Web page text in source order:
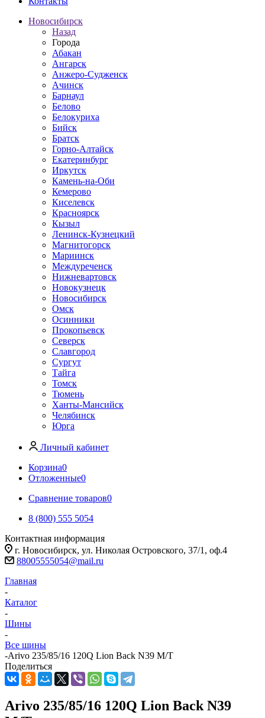
Новосибирск
Назад
Города
Абакан
Ангарск
Анжеро-Судженск
Ачинск
Барнаул
Белово
Белокуриха
Бийск
Братск
Горно-Алтайск
Екатеринбург
Иркутск
Камень-на-Оби
Кемерово
Киселевск
Красноярск
Кызыл
Ленинск-Кузнецкий
Магнитогорск
Мариинск
Междуреченск
Нижневартовск
Новокузнецк
Новосибирск
Омск
Осинники
Прокопьевск
Северск
Славгород
Сургут
Тайга
Томск
Тюмень
Ханты-Мансийск
Челябинск
Юрга
Личный кабинет
Корзина0
Отложенные0
Сравнение товаров0
8 (800) 555 5054
Контактная информация
г. Новосибирск, ул. Николая Островского, 37/1, оф.4
88005555054@mail.ru
Главная
-
Каталог
-
Шины
-
Все шины
-Arivo 235/85/16 120Q Lion Back N39 M/T
Поделиться
Arivo 235/85/16 120Q Lion Back N39